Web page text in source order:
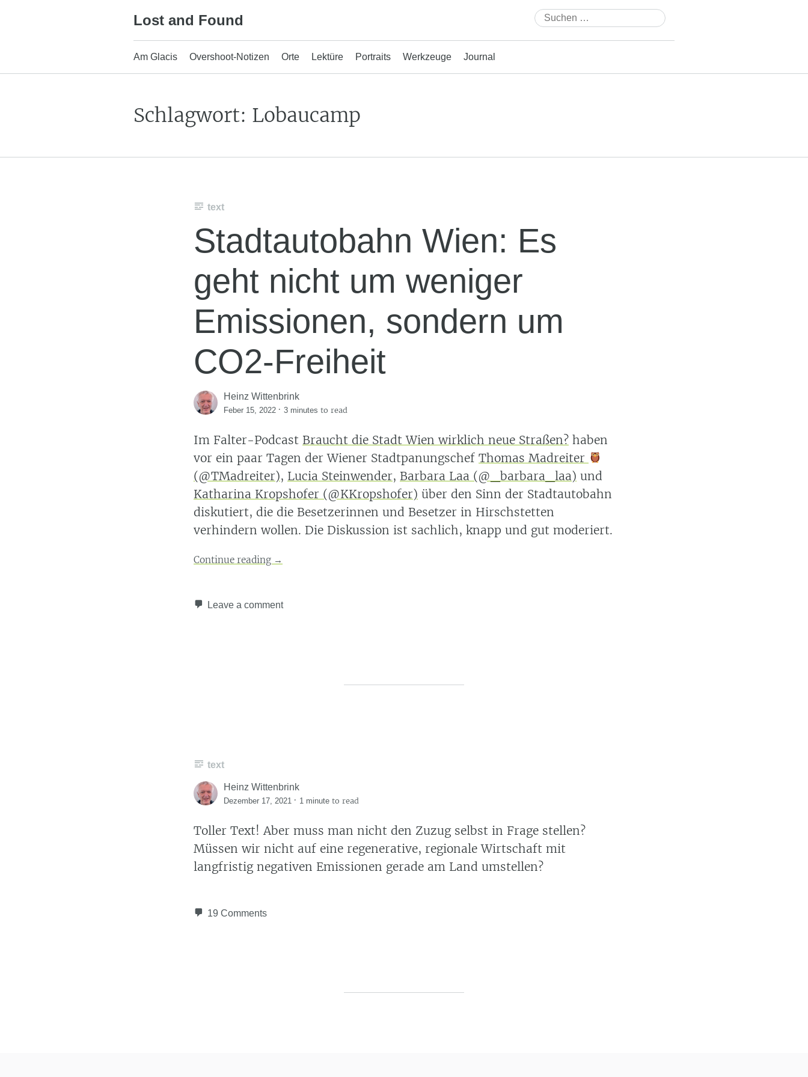
Lost and Found
Suchen
nach:
Am Glacis Overshoot-Notizen Orte Lektüre Portraits Werkzeuge Journal
Schlagwort: Lobaucamp
text
Stadtautobahn Wien: Es
geht nicht um weniger
Emissionen, sondern um
CO2-Freiheit
Heinz Wittenbrink
Feber 15, 2022 · 3 minutes to read
Im Falter-Podcast Braucht die Stadt Wien wirklich neue Straßen? haben
vor ein paar Tagen der Wiener Stadtpanungschef Thomas Madreiter
(@TMadreiter), Lucia Steinwender, Barbara Laa (@_barbara_laa) und
Katharina Kropshofer (@KKropshofer) über den Sinn der Stadtautobahn
diskutiert, die die Besetzerinnen und Besetzer in Hirschstetten
verhindern wollen. Die Diskussion ist sachlich, knapp und gut moderiert.
Continue reading →
Leave a comment
text
Heinz Wittenbrink
Dezember 17, 2021 · 1 minute to read
Toller Text! Aber muss man nicht den Zuzug selbst in Frage stellen?
Müssen wir nicht auf eine regenerative, regionale Wirtschaft mit
langfristig negativen Emissionen gerade am Land umstellen?
19 Comments